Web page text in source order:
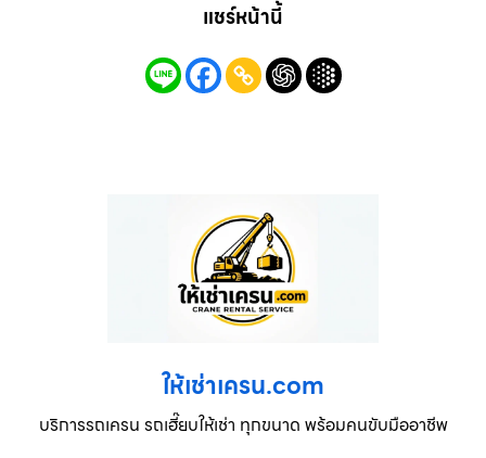
แชร์หน้านี้
ให้เช่าเครน.com
บริการรถเครน รถเฮี๊ยบให้เช่า ทุกขนาด พร้อมคนขับมืออาชีพ